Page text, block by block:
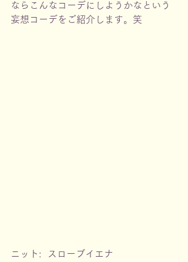
ならこんなコーデにしようかなという
妄想コーデをご紹介します。笑
ニット:  スローブイエナ